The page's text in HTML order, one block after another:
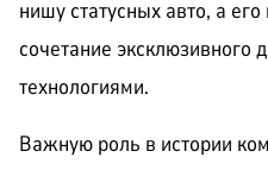
нишу статусных авто, а
сочетание эксклюзивного
технологиями.
Важную роль в истории